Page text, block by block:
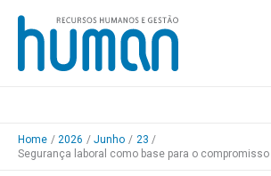
Skip
content
Home 2026 Junho
23
Segurança laboral como base para o